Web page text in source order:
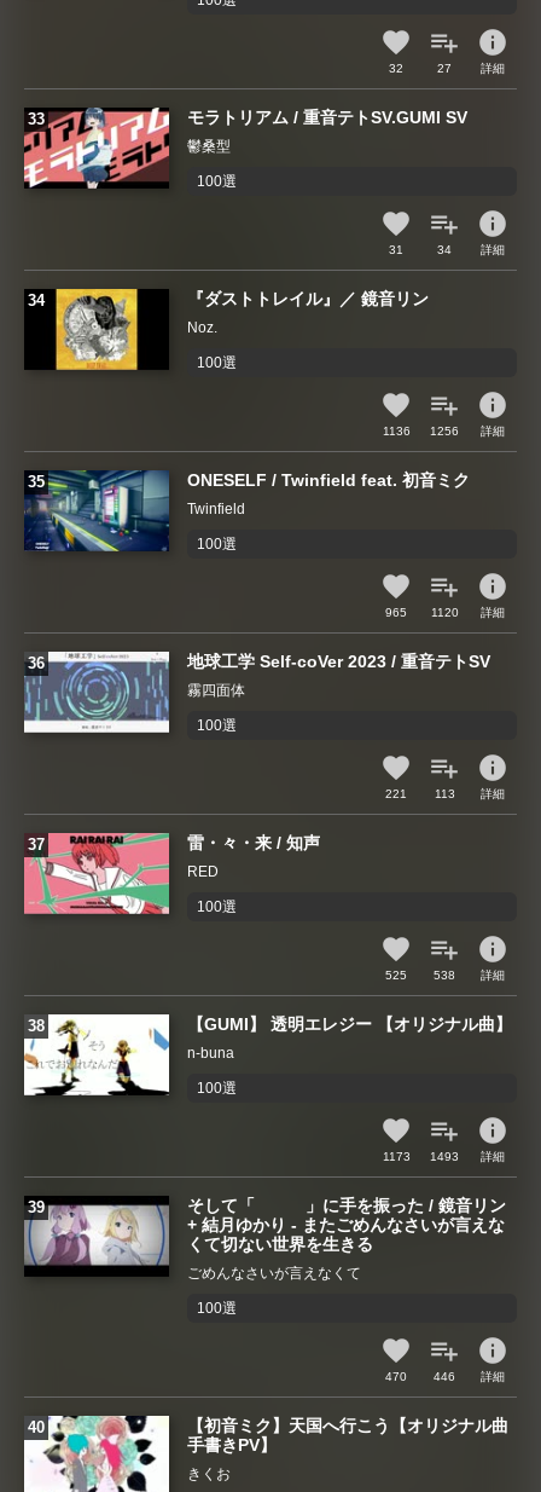
32 27
info
詳細
モラトリアム / 重音テトSV.GUMI SV
鬱桑型
100選
31 34
info
詳細
『ダストトレイル』／ 鏡音リン
Noz.
100選
1136 1256
info
詳細
ONESELF / Twinfield feat. 初音ミク
Twinfield
100選
965 1120
info
詳細
地球工学 Self-coVer 2023 / 重音テトSV
霧四面体
100選
221 113
info
詳細
雷・々・来 / 知声
RED
100選
525 538
info
詳細
【GUMI】 透明エレジー 【オリジナル曲】
n-buna
100選
1173 1493
info
詳細
そして「 」に手を振った / 鏡音リン
+ 結月ゆかり - またごめんなさいが言えな
くて切ない世界を生きる
ごめんなさいが言えなくて
100選
470 446
info
詳細
【初音ミク】天国へ行こう【オリジナル曲
手書きPV】
きくお